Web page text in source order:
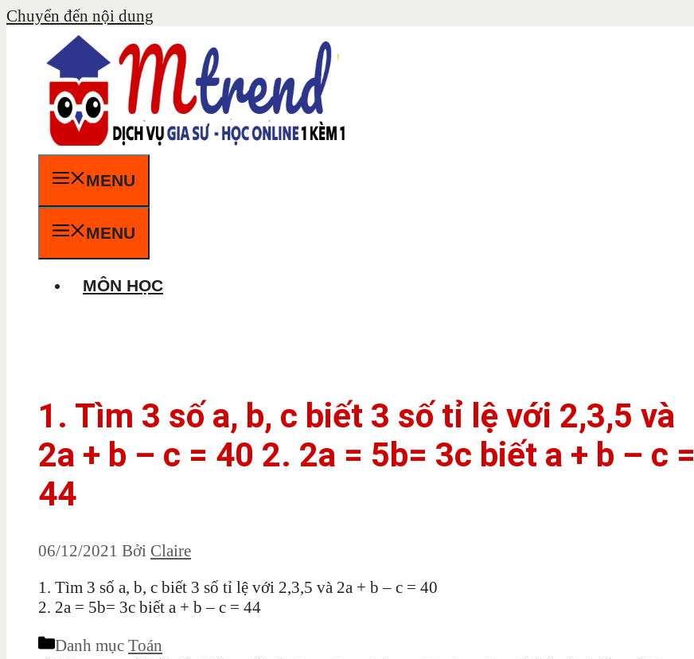
Chuyển đến nội dung
MENU
MENU
MÔN HỌC
1. Tìm 3 số a, b, c biết 3 số tỉ lệ với 2,3,5 và
2a + b – c = 40 2. 2a = 5b= 3c biết a + b – c =
44
06/12/2021 Bởi Claire
1. Tìm 3 số a, b, c biết 3 số tỉ lệ với 2,3,5 và 2a + b – c = 40
2. 2a = 5b= 3c biết a + b – c = 44
Danh mục Toán